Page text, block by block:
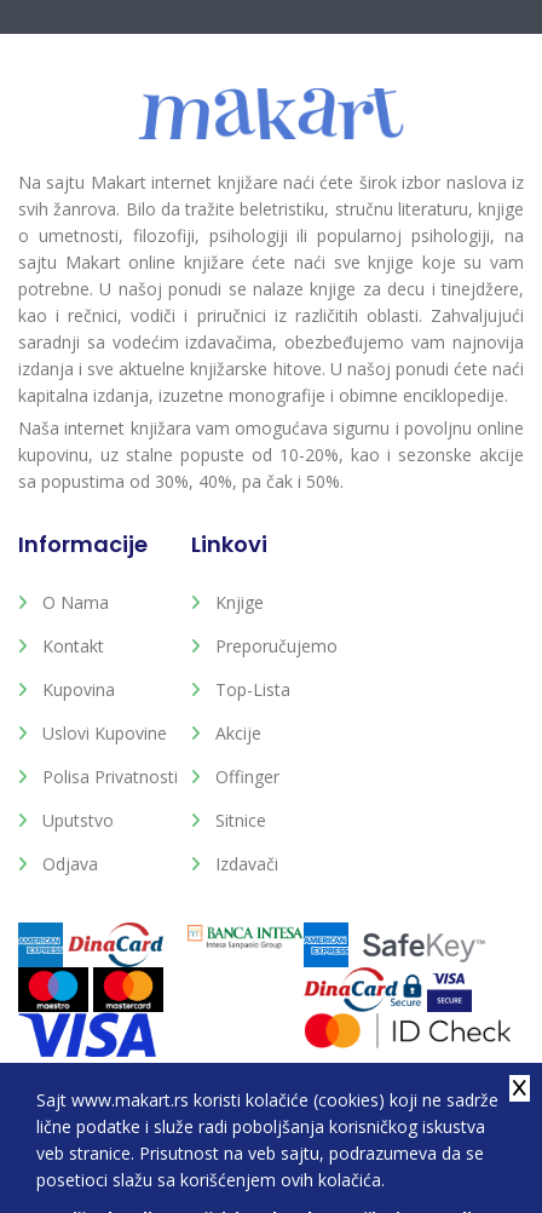
Sajt www.makart.rs koristi kolačiće (cookies) koji ne sadrže
lične podatke i služe radi poboljšanja korisničkog iskustva
veb stranice. Prisutnost na veb sajtu, podrazumeva da se
posetioci slažu sa korišćenjem ovih kolačića.
Na sajtu Makart internet knjižare naći ćete širok izbor naslova iz
svih žanrova. Bilo da tražite beletristiku, stručnu literaturu, knjige
o umetnosti, filozofiji, psihologiji ili popularnoj psihologiji, na
sajtu Makart online knjižare ćete naći sve knjige koje su vam
potrebne. U našoj ponudi se nalaze knjige za decu i tinejdžere,
kao i rečnici, vodiči i priručnici iz različitih oblasti. Zahvaljujući
saradnji sa vodećim izdavačima, obezbeđujemo vam najnovija
izdanja i sve aktuelne knjižarske hitove. U našoj ponudi ćete naći
kapitalna izdanja, izuzetne monografije i obimne enciklopedije.
Naša internet knjižara vam omogućava sigurnu i povoljnu online
kupovinu, uz stalne popuste od 10-20%, kao i sezonske akcije
sa popustima od 30%, 40%, pa čak i 50%.
Informacije
O Nama
Kontakt
Kupovina
Uslovi Kupovine
Polisa Privatnosti
Uputstvo
Odjava
Linkovi
Knjige
Preporučujemo
Top-Lista
Akcije
Offinger
Sitnice
Izdavači
2026. All Rights Reserved © Makart.rs - MAKART DOO
BEOGRAD (NOVI BEOGRAD), PIB: 105184104, MB:
20337524